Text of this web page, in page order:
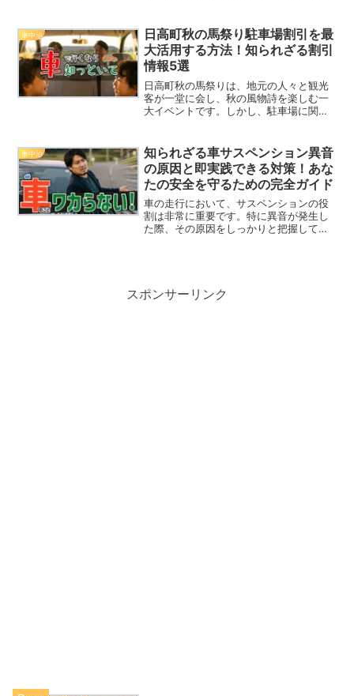
践できる6つの最強テクニックをお教えし
ます。これで、車内を常に...
車中泊
日高町秋の馬祭り駐車場割引を最
大活用する方法！知られざる割引
情報5選
日高町秋の馬祭りは、地元の人々と観光
客が一堂に会し、秋の風物詩を楽しむ一
大イベントです。しかし、駐車場に関し
ーズに楽しむことができます。今回は、
そんな「日高町秋の馬祭り...
車中泊
知られざる車サスペンション異音
の原因と即実践できる対策！あな
たの安全を守るための完全ガイド
車の走行において、サスペンションの役
割は非常に重要です。特に異音が発生し
た際、その原因をしっかりと把握して適
スポンサーリンク